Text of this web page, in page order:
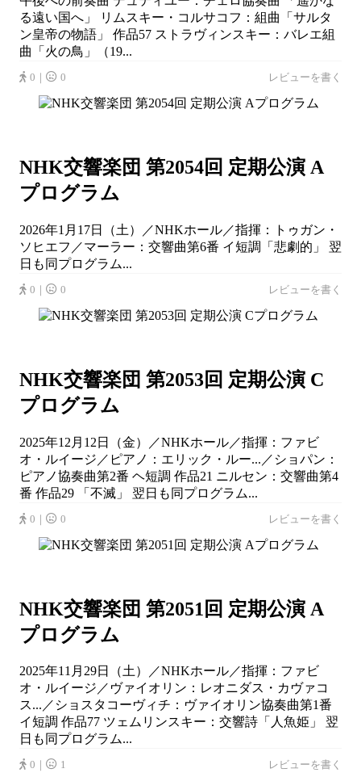
る遠い国へ」 リムスキー・コルサコフ：組曲「サルタ
ン皇帝の物語」 作品57 ストラヴィンスキー：バレエ組
曲「火の鳥」（19...
0｜ 0 レビューを書く
NHK交響楽団 第2054回 定期公演 A
プログラム
2026年1月17日（土）／NHKホール／指揮：トゥガン・
ソヒエフ／マーラー：交響曲第6番 イ短調「悲劇的」 翌
日も同プログラム...
0｜ 0 レビューを書く
NHK交響楽団 第2053回 定期公演 C
プログラム
2025年12月12日（金）／NHKホール／指揮：ファビ
オ・ルイージ／ピアノ：エリック・ルー...／ショパン：
ピアノ協奏曲第2番 ヘ短調 作品21 ニルセン：交響曲第4
番 作品29 「不滅」 翌日も同プログラム...
0｜ 0 レビューを書く
NHK交響楽団 第2051回 定期公演 A
プログラム
2025年11月29日（土）／NHKホール／指揮：ファビ
オ・ルイージ／ヴァイオリン：レオニダス・カヴァコ
ス...／ショスタコーヴィチ：ヴァイオリン協奏曲第1番
イ短調 作品77 ツェムリンスキー：交響詩「人魚姫」 翌
日も同プログラム...
0｜ 1 レビューを書く